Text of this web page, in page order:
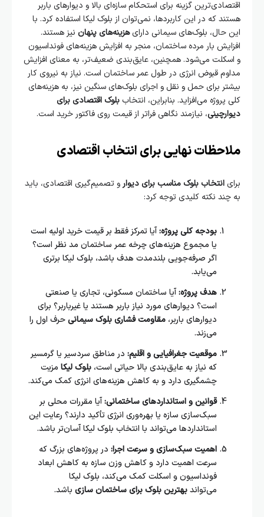
اقتصادی‌ترین گزینه برای استحکام سازه‌ای بالا و دیوارهای باربر
هستند که در این کاربردها، نمی‌توان از بلوک لیکا استفاده کرد. با
این حال، بلوک‌های سیمانی دارایهزینه‌های پنهان نیز هستند.
افزایش بار مرده ساختمان، منجر به افزایش هزینه‌های فونداسیون
و اسکلت می‌شود. همچنین، عایق‌بندی ضعیف‌تر، به معنای افزایش
مداوم قبوض انرژی در طول عمر ساختمان است. نیاز به نیروی کار
بیشتر برای حمل و نقل و اجرای بلوک‌های سنگین نیز، به هزینه‌های
کلی پروژه می‌افزاید. بنابراین، انتخاب بلوک اقتصادی برای
دیوارچینی، نیازمند نگاهی فراتر از قیمت روی فاکتور خرید است.
ملاحظات نهایی برای انتخاب اقتصادی
برای انتخاب بلوک مناسب برای دیوار و تصمیم‌گیری اقتصادی، باید
به چند نکته کلیدی توجه کرد:
بودجه کلی پروژه:آیا تمرکز فقط بر قیمت خرید اولیه است
یا مجموع هزینه‌های چرخه عمر ساختمان مد نظر است؟
اگر صرفه‌جویی بلندمدت هدف باشد، بلوک لیکا برتری
می‌یابد.
هدف پروژه:آیا ساختمان مسکونی، تجاری یا صنعتی
است؟ دیوارهای مورد نیاز باربر هستند یا غیرباربر؟ برای
دیوارهای باربر، مقاومت فشاری بلوک سیمانیحرف اول را
می‌زند.
موقعیت جغرافیایی و اقلیم: در مناطق سردسیر یا گرمسیر
که نیاز به عایق‌بندی بالا حیاتی است، بلوک لیکا مزیت
چشمگیری دارد و به کاهش هزینه‌های انرژی کمک می‌کند.
قوانین و استانداردهای ساختمانی:آیا مقررات محلی بر
سبک‌سازی سازه یا بهره‌وری انرژی تأکید دارند؟ رعایت این
استانداردها می‌تواند با انتخاب بلوک لیکا آسان‌تر باشد.
اهمیت سبک‌سازی و سرعت اجرا: در پروژه‌های بزرگ که
سرعت اهمیت دارد و کاهش وزن سازه به کاهش ابعاد
فونداسیون و اسکلت کمک می‌کند، بلوک لیکا
می‌تواندبهترین بلوک برای ساختمان سازی باشد.